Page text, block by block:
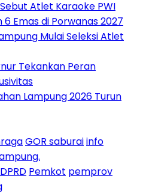
Atlet Karaoke PWI
6 Emas di Porwanas 2027
Mulai Seleksi Atlet
Tekankan Peran
Lampung 2026 Turun
GOR saburaiinfo
Pemkot pemprov